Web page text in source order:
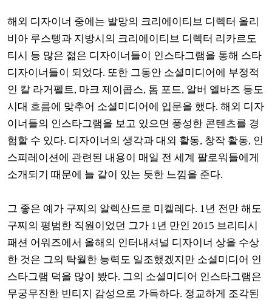
해외 디자이너 중에는 발망의 크리에이티브 디렉터 올리
비아 루스텡과 지방시의 크리에이티브 디렉터 리카르도
티시 등 많은 젊은 디자이너들이 인스타그램을 통해 스타
디자이너들이 되었다. 또한 그동안 소셜미디어에 부정적
인 칼 라거펠트 , 마크 제이콥스, 톰 포드, 알버 엘바즈 등도
시대 흐름에 맞추어 소셜미디어에 입문을 했다. 해외 디자
이너들의 인스타그램을 보고 있으면 풍성한 콘텐츠를 경
험할 수 있다. 디자이너의 생각과 대외 활동, 창작 활동, 인
스피레이션에 관련된 내용이 매일 전 세계 팔로워들에게
소개되기 때문에 늘 같이 있는 듯한 느낌을 준다.
그 좋은 예가 구찌의 알렉산드로 미켈레다. 1 년 전만 해도
구찌의 평범한 직원이었던 그가 1 년 만인 2015 브리티시
패션 어워즈에서 올해의 인터내셔널 디자이너 상을 수상
한 것은 그의 탁월한 능력도 일조했겠지만 소셜미디어 인
스타그램 덕을 많이 봤다. 그의 소셜미디어 인스타그램은
무궁무진한 빈티지 감성으로 가득하다. 정교하게 조각된